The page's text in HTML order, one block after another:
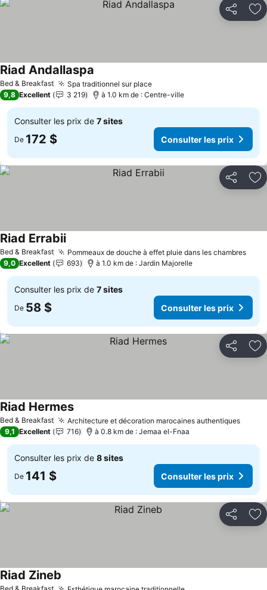
Partager
Bed & Breakfast Spa traditionnel sur place
Riad Andallaspa
9,8 Excellent 3 219 à 1.0 km de : Centre-ville
Consulter les prix de 7 sites
De 172 $ Consulter les prix
Partager
Bed & Breakfast Pommeaux de douche à effet pluie dans les chambres
Riad Errabii
9,0 Excellent 693 à 1.0 km de : Jardin Majorelle
Consulter les prix de 7 sites
De 58 $ Consulter les prix
Partager
Bed & Breakfast Architecture et décoration marocaines authentiques
Riad Hermes
9,1 Excellent 716 à 0.8 km de : Jemaa el-Fnaa
Consulter les prix de 8 sites
De 141 $ Consulter les prix
Partager
Bed & Breakfast
Riad Zineb